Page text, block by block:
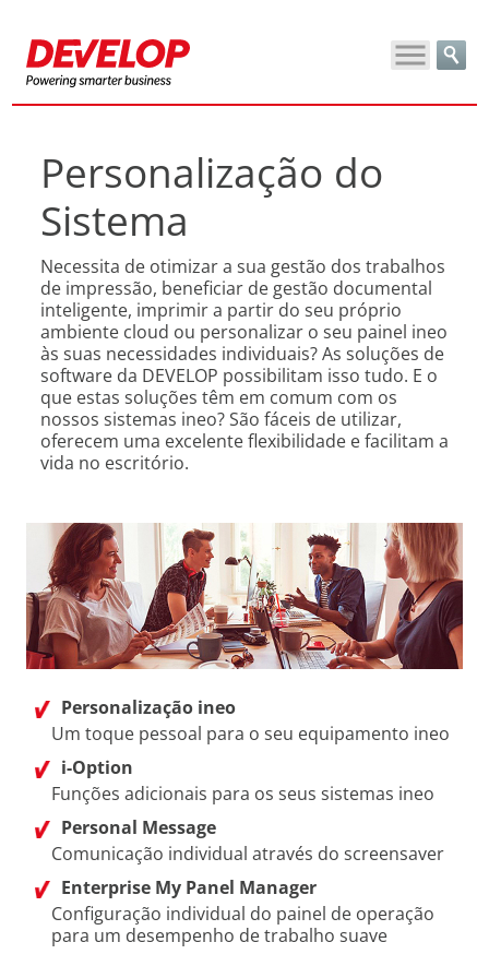
Personalização do
Sistema
Necessita de otimizar a sua gestão dos trabalhos
de impressão, beneficiar de gestão documental
inteligente, imprimir a partir do seu próprio
ambiente cloud ou personalizar o seu painel ineo
às suas necessidades individuais? As soluções de
software da DEVELOP possibilitam isso tudo. E o
que estas soluções têm em comum com os
nossos sistemas ineo? São fáceis de utilizar,
oferecem uma excelente flexibilidade e facilitam a
vida no escritório.
Personalização ineo
Um toque pessoal para o seu equipamento ineo
i-Option
Funções adicionais para os seus sistemas ineo
Personal Message
Comunicação individual através do screensaver
Enterprise My Panel Manager
Configuração individual do painel de operação
para um desempenho de trabalho suave